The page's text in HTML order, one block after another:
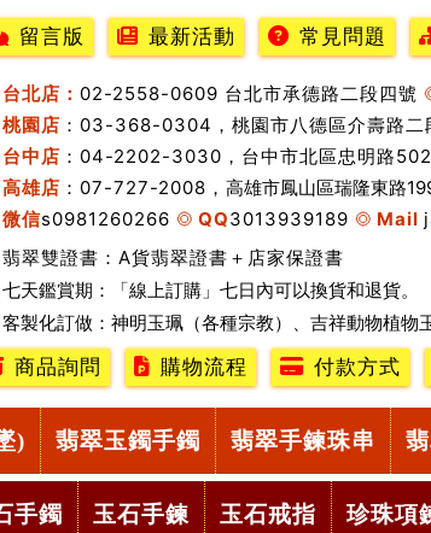
留言版 最新活動 常見問題
台北店： 02-2558-0609 台北市承德路二段四號
桃園店 ：03-368-0304，桃園市八德區介壽路二
台中店 ：04-2202-3030，台中市北區忠明路
高雄店 ：07-727-2008， 高雄市鳳山區瑞隆東路
微信s0981260266 QQ3013939189 Mail
翡翠雙證書：A貨翡翠證書＋店家保證書
七天鑑賞期：「線上訂購」七日內可以換貨和退貨。
客製化訂做：神明玉珮（各種宗教）、吉祥動物植物玉
商品詢問
購物流程 付款方式
) 翡翠玉鐲手鐲 翡翠手鍊珠串
手鐲 玉石手鍊 玉石戒指 珍珠項